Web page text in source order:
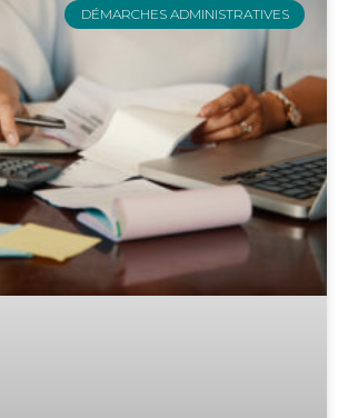
DÉMARCHES ADMINISTRATIVES